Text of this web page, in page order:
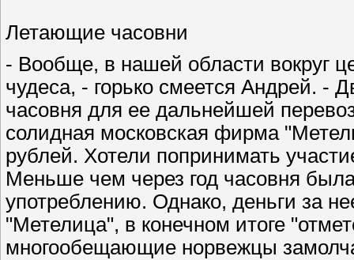
Летающие часовни
- Вообще, в нашей области вокруг
чудеса, - горько смеется Андрей. -
часовня для ее дальнейшей
солидная московская фирма
рублей. Хотели попринимать
Меньше чем через год часовня была
употреблению. Однако, деньги за
"Метелица", в конечном итоге
многообещающие норвежцы